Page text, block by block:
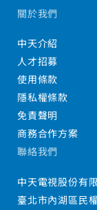
關於我們
中天介紹
人才招募
使用條款
隱私權條款
免責聲明
商務合作方案
聯絡我們
中天電視股份有
臺北市內湖區民